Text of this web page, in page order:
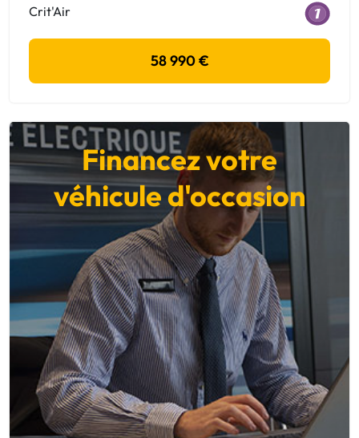
Crit'Air
58 990 €
Financez votre
véhicule d'occasion